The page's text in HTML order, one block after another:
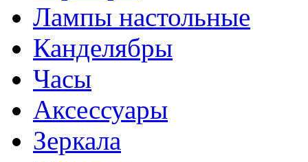
Лампы настольные
Канделябры
Часы
Аксессуары
Зеркала